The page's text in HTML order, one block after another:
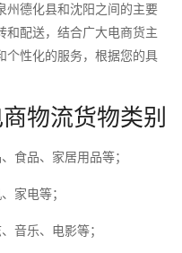
州德化县和沈阳之间的主要
和配送，结合广大电商货主
个性化的服务，根据您的具
物流货物类别
食品、家居用品等；
家电等；
音乐、电影等；